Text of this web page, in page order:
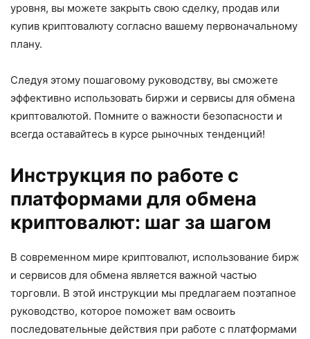
уровня, вы можете закрыть свою сделку, продав или
купив криптовалюту согласно вашему первоначальному
плану.
Следуя этому пошаговому руководству, вы сможете
эффективно использовать биржи и сервисы для обмена
криптовалютой. Помните о важности безопасности и
всегда оставайтесь в курсе рыночных тенденций!
Инструкция по работе с
платформами для обмена
криптовалют: шаг за шагом
В современном мире криптовалют, использование бирж
и сервисов для обмена является важной частью
торговли. В этой инструкции мы предлагаем поэтапное
руководство, которое поможет вам освоить
последовательные действия при работе с платформами